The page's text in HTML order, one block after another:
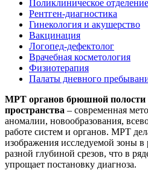
Поликлиническое отделение
Рентген-диагностика
Гинекология и акушерство
Вакцинация
Логопед-дефектолог
Врачебная косметология
Физиотерапия
Палаты дневного
МРТ органов брюшной полости
пространства – современная
аномалии, новообразования,
работе систем и органов. МРТ
изображения исследуемой зоны в
разной глубиной срезов, что в
упрощает постановку диагноза.